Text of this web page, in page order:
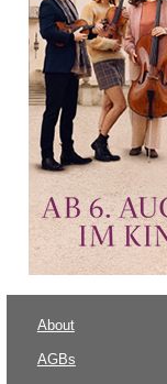
About
AGBs